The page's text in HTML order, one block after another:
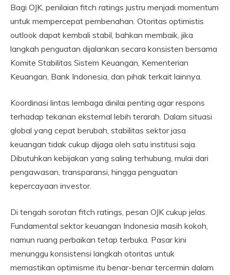
Bagi OJK, penilaian fitch ratings justru menjadi momentum
untuk mempercepat pembenahan. Otoritas optimistis
outlook dapat kembali stabil, bahkan membaik, jika
langkah penguatan dijalankan secara konsisten bersama
Komite Stabilitas Sistem Keuangan, Kementerian
Keuangan, Bank Indonesia, dan pihak terkait lainnya.
Koordinasi lintas lembaga dinilai penting agar respons
terhadap tekanan eksternal lebih terarah. Dalam situasi
global yang cepat berubah, stabilitas sektor jasa
keuangan tidak cukup dijaga oleh satu institusi saja.
Dibutuhkan kebijakan yang saling terhubung, mulai dari
pengawasan, transparansi, hingga penguatan
kepercayaan investor.
Di tengah sorotan fitch ratings, pesan OJK cukup jelas.
Fundamental sektor keuangan Indonesia masih kokoh,
namun ruang perbaikan tetap terbuka. Pasar kini
menunggu konsistensi langkah otoritas untuk
memastikan optimisme itu benar-benar tercermin dalam